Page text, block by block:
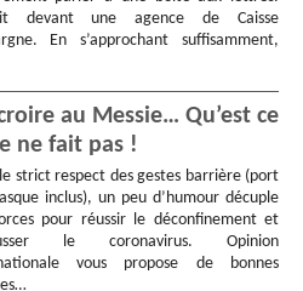
devant une agence de Caisse
En s’approchant suffisamment,
au Messie… Qu’est ce
ne fait pas !
strict respect des gestes barrière (port
inclus), un peu d’humour décuple
pour réussir le déconfinement et
le coronavirus. Opinion
vous propose de bonnes